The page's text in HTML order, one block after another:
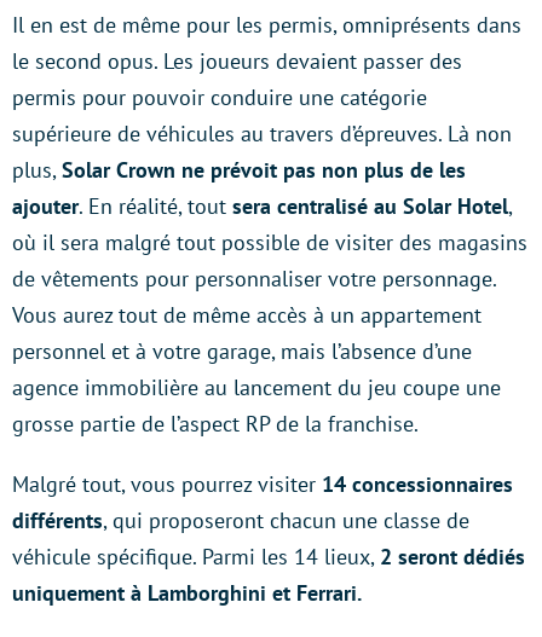
Il en est de même pour les permis, omniprésents dans
le second opus. Les joueurs devaient passer des
permis pour pouvoir conduire une catégorie
supérieure de véhicules au travers d’épreuves. Là non
plus,Solar Crown ne prévoit pas non plus de les
ajouter. En réalité, tout sera centralisé au Solar Hotel,
où il sera malgré tout possible de visiter des magasins
de vêtements pour personnaliser votre personnage.
Vous aurez tout de même accès à un appartement
personnel et à votre garage, mais l’absence d’une
agence immobilière au lancement du jeu coupe une
grosse partie de l’aspect RP de la franchise.
Malgré tout, vous pourrez visiter 14 concessionnaires
différents, qui proposeront chacun une classe de
véhicule spécifique. Parmi les 14 lieux, 2 seront dédiés
uniquement à Lamborghini et Ferrari.